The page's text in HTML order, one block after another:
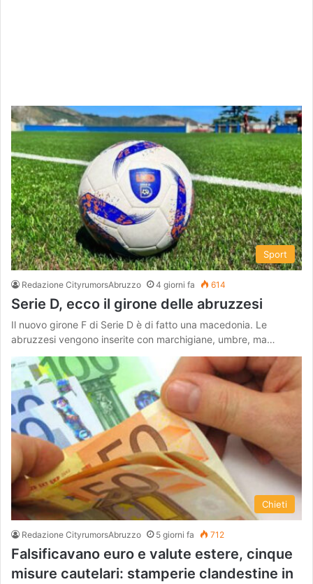
Sport
Redazione CityrumorsAbruzzo 4 giorni fa 614
Serie D, ecco il girone delle abruzzesi
Il nuovo girone F di Serie D è di fatto una macedonia. Le
abruzzesi vengono inserite con marchigiane, umbre, ma…
Chieti
Redazione CityrumorsAbruzzo 5 giorni fa 712
Falsificavano euro e valute estere, cinque
misure cautelari: stamperie clandestine in